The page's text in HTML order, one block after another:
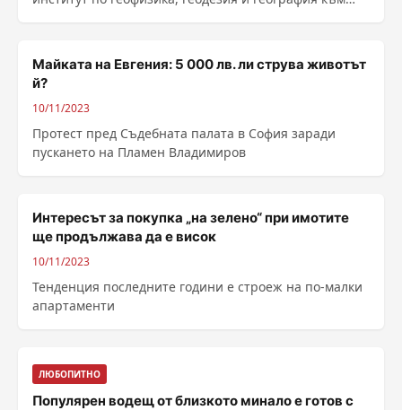
Майката на Евгения: 5 000 лв. ли струва животът
й?
10/11/2023
Протест пред Съдебната палата в София заради
пускането на Пламен Владимиров
Интересът за покупка „на зелено“ при имотите
ще продължава да е висок
10/11/2023
Тенденция последните години е строеж на по-малки
апартаменти
ЛЮБОПИТНО
Популярен водещ от близкото минало е готов с